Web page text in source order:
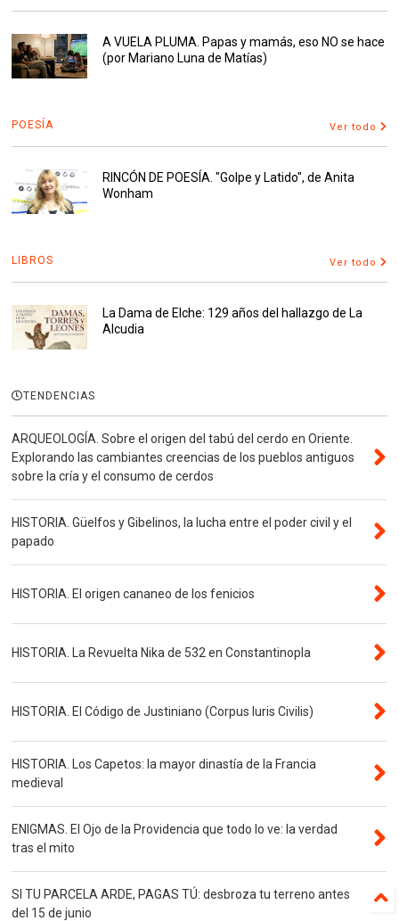
A VUELA PLUMA. Papas y mamás, eso NO se hace
(por Mariano Luna de Matías)
POESÍA Ver todo
RINCÓN DE POESÍA. "Golpe y Latido", de Anita
Wonham
LIBROS Ver todo
La Dama de Elche: 129 años del hallazgo de La
Alcudia
TENDENCIAS
ARQUEOLOGÍA. Sobre el origen del tabú del cerdo en Oriente.
Explorando las cambiantes creencias de los pueblos antiguos
sobre la cría y el consumo de cerdos
HISTORIA. Güelfos y Gibelinos, la lucha entre el poder civil y el
papado
HISTORIA. El origen cananeo de los fenicios
HISTORIA. La Revuelta Nika de 532 en Constantinopla
HISTORIA. El Código de Justiniano (Corpus Iuris Civilis)
HISTORIA. Los Capetos: la mayor dinastía de la Francia
medieval
ENIGMAS. El Ojo de la Providencia que todo lo ve: la verdad
tras el mito
SI TU PARCELA ARDE, PAGAS TÚ: desbroza tu terreno antes
del 15 de junio